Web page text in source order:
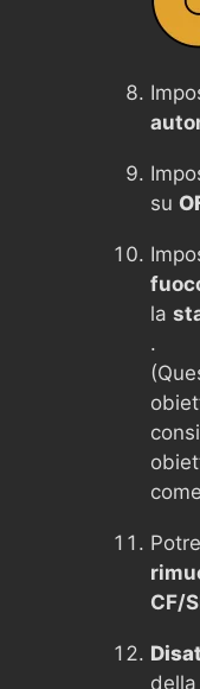
su
la
.
CF/